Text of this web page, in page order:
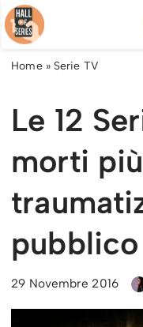
Vai
al
Home» Serie TV
Le 12
morti più
pubblico
29 Novembre 2016